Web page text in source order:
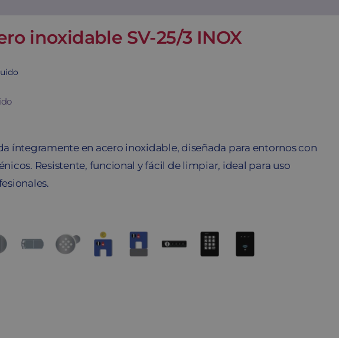
inoxidable SV-25/3 INOX
íntegramente en acero inoxidable, diseñada para entornos con
Resistente, funcional y fácil de limpiar, ideal para uso